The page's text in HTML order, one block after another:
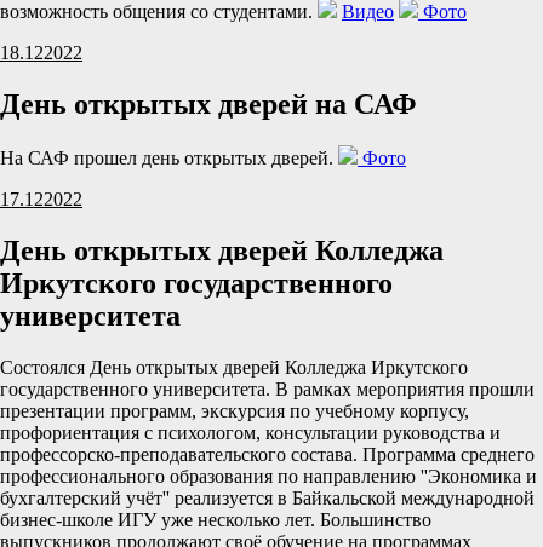
возможность общения со студентами.
Видео
Фото
18.122022
День открытых дверей на САФ
На САФ прошел день открытых дверей.
Фото
17.122022
День открытых дверей Колледжа
Иркутского государственного
университета
Состоялся День открытых дверей Колледжа Иркутского
государственного университета. В рамках мероприятия прошли
презентации программ, экскурсия по учебному корпусу,
профориентация с психологом, консультации руководства и
профессорско-преподавательского состава. Программа среднего
профессионального образования по направлению ''Экономика и
бухгалтерский учёт'' реализуется в Байкальской международной
бизнес-школе ИГУ уже несколько лет. Большинство
выпускников продолжают своё обучение на программах